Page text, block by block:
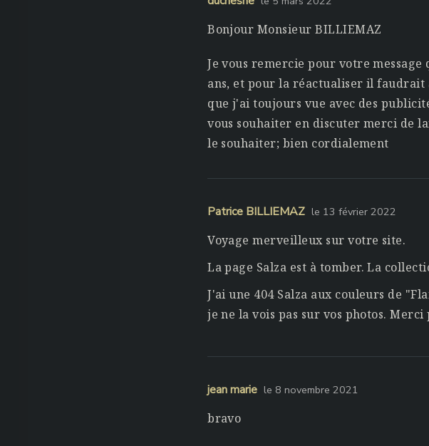
Bonjour Monsieur BILLIEMAZ
Je vous remercie pour votre
ans, et pour la réactualiser il
que j'ai toujours vue avec des
vous souhaiter en discuter merci de
le souhaiter; bien cordialement
Patrice BILLIEMAZ le 13 février 2022
Voyage merveilleux sur votre site.
La page Salza est à tomber. La
J'ai une 404 Salza aux couleurs de
je ne la vois pas sur vos photos.
jean marie le 8 novembre 2021
bravo